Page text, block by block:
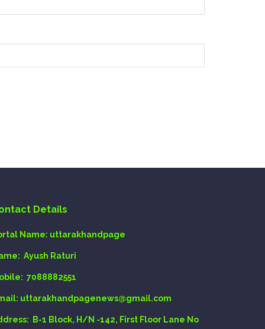
Details
Name: uttarakhandpage
Ayush Raturi
7088882551
: uttarakhandpagenews@gmail.com
B-1 Block, H/N -142, First Floor Lane No